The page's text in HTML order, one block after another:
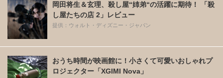
岡田将生＆玄理、殺し屋“姉弟“の活躍に期待！ 「殺
し屋たちの店 2」レビュー
提供：ウォルト・ディズニー・ジャパン
おうち時間が映画館に！小さくて可愛いおしゃれプ
ロジェクター「XGIMI Nova」